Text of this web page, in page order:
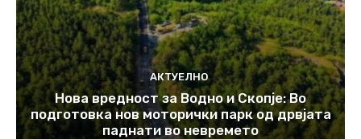
АКТУЕЛНО
Нова вредност за Водно и Скопје: Во
подготовка нов моторички парк од дрвјата
паднати во невремето